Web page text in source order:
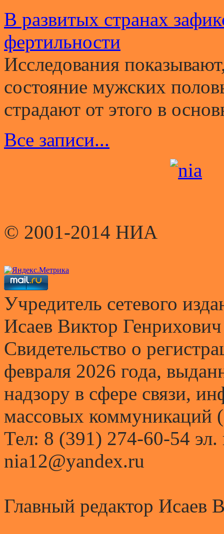
В развитых странах
фертильности
Исследования
состояние мужских
страдают от этого в
Все записи...
© 2001-2014 НИА
Учредитель сетевого
Исаев Виктор Генрихович
Свидетельство о
февраля 2026 года,
надзору в сфере связи,
массовых коммуникаций
Тел: 8 (391) 274-60-54 эл.
nia12@yandex.ru
Главный редактор Исаев